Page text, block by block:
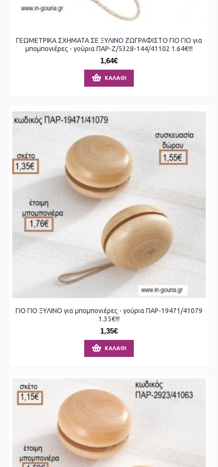
ΓΕΩΜΕΤΡΙΚΑ ΣΧΗΜΑΤΑ ΣΕ ΞΥΛΙΝΟ ΖΩΓΡΑΦΙΣΤΟ ΓΙΟ ΓΙΟ για
μπομπονιέρες - γούρια ΠΑΡ-Ζ/5328-144/41102 1.64€!!!
1,64€
ΚΑΛΆΘΙ
ΓΙΟ ΓΙΟ ΞΥΛΙΝΟ για μπομπονιέρες - γούρια ΠΑΡ-19471/41079
1.35€!!!
1,35€
ΚΑΛΆΘΙ